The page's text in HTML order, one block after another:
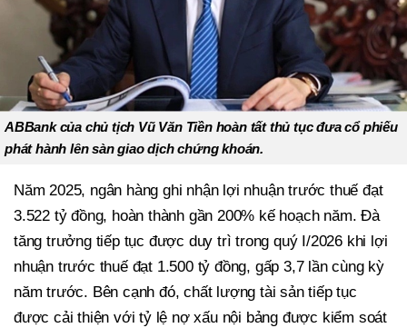
ABBank của chủ tịch Vũ Văn Tiền hoàn tất thủ tục đưa cổ phiếu
phát hành lên sàn giao dịch chứng khoán.
Năm 2025, ngân hàng ghi nhận lợi nhuận trước thuế đạt
3.522 tỷ đồng, hoàn thành gần 200% kế hoạch năm. Đà
tăng trưởng tiếp tục được duy trì trong quý I/2026 khi lợi
nhuận trước thuế đạt 1.500 tỷ đồng, gấp 3,7 lần cùng kỳ
năm trước. Bên cạnh đó, chất lượng tài sản tiếp tục
được cải thiện với tỷ lệ nợ xấu nội bảng được kiểm soát